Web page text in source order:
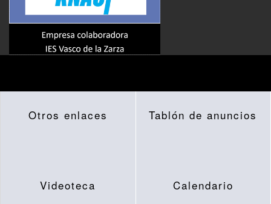
Otros enlaces Tablón de anuncios
Videoteca Calendario